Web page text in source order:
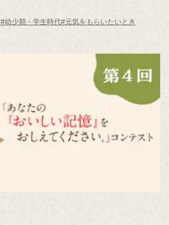
#幼少期・学生時代#元気をもらいたいとき